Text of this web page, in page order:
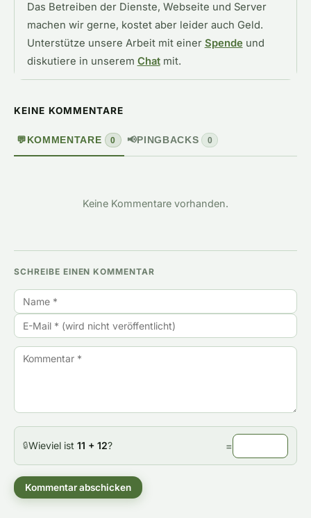
Das Betreiben der Dienste, Webseite und Server
machen wir gerne, kostet aber leider auch Geld.
Unterstütze unsere Arbeit mit einer Spende und
diskutiere in unserem Chatmit.
KEINE KOMMENTARE
💬 KOMMENTARE 0 📢 PINGBACKS 0
Keine Kommentare vorhanden.
SCHREIBE EINEN KOMMENTAR
🔒Wieviel ist 11 + 12? =
Kommentar abschicken